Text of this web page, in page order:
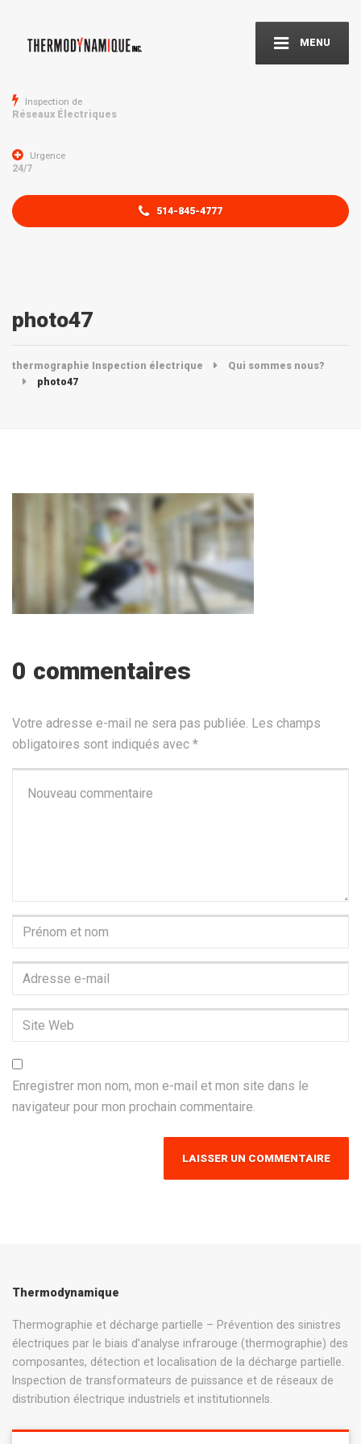
MENU
Inspection de
Réseaux Électriques
Urgence
24/7
514-845-4777
photo47
thermographie Inspection électrique
Qui sommes nous?
photo47
0 commentaires
Votre adresse e-mail ne sera pas publiée. Les champs
obligatoires sont indiqués avec *
commentaire*
Prénom
nom*
Adresse
mail
Site
Enregistrer mon nom, mon e-mail et mon site dans le
navigateur pour mon prochain commentaire.
Thermodynamique
Thermographie et décharge partielle – Prévention des sinistres
électriques par le biais d’analyse infrarouge (thermographie) des
composantes, détection et localisation de la décharge partielle.
Inspection de transformateurs de puissance et de réseaux de
distribution électrique industriels et institutionnels.